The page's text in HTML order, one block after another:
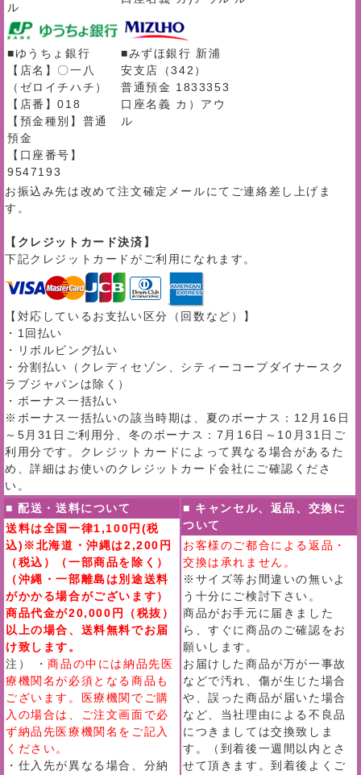
ル
■ゆうちょ銀行
【店名】〇一八
（ゼロイチハチ）
【店番】018
【預金種別】普通
預金
【口座番号】
9547193
■みずほ銀行 新浦
安支店（342）
普通預金 1833353
口座名義 カ）アウ
ル
お振込み先は改めて注文確定メールにてご連絡差し上げま
す。
【クレジットカード決済】
下記クレジットカードがご利用になれます。
【対応しているお支払い区分（回数など）】
・1回払い
・リボルビング払い
・分割払い（クレディセゾン、シティーコープダイナースク
ラブジャパンは除く）
・ボーナス一括払い
※ボーナス一括払いの該当時期は、夏のボーナス：12月16日
～5月31日ご利用分、冬のボーナス：7月16日～10月31日ご
利用分です。クレジットカードによって異なる場合があるた
め、詳細はお使いのクレジットカード会社にご確認くださ
い。
■ 配送・送料について
送料は全国一律1,100円(税
込)※北海道・沖縄は2,200円
（税込）（一部商品を除く）
（沖縄・一部離島は別途送料
がかかる場合がございます）
商品代金が20,000円（税抜）
以上の場合、送料無料でお届
け致します。
注） ・商品の中には納品先医
療機関名が必須となる商品も
ございます。医療機関でご購
入の場合は、ご注文画面で必
ず納品先医療機関名をご記入
ください。
・仕入先が異なる場合、分納
■ キャンセル、返品、交換に
ついて
お客様のご都合による返品・
交換は承れません。
※サイズ等お間違いの無いよ
う十分にご検討下さい。
商品がお手元に届きました
ら、すぐに商品のご確認をお
願いします。
お届けした商品が万が一事故
などで汚れ、傷が生じた場合
や、誤った商品が届いた場合
など、当社理由による不良品
につきましては交換致しま
す。（到着後一週間以内とさ
せて頂きます。到着後よくご